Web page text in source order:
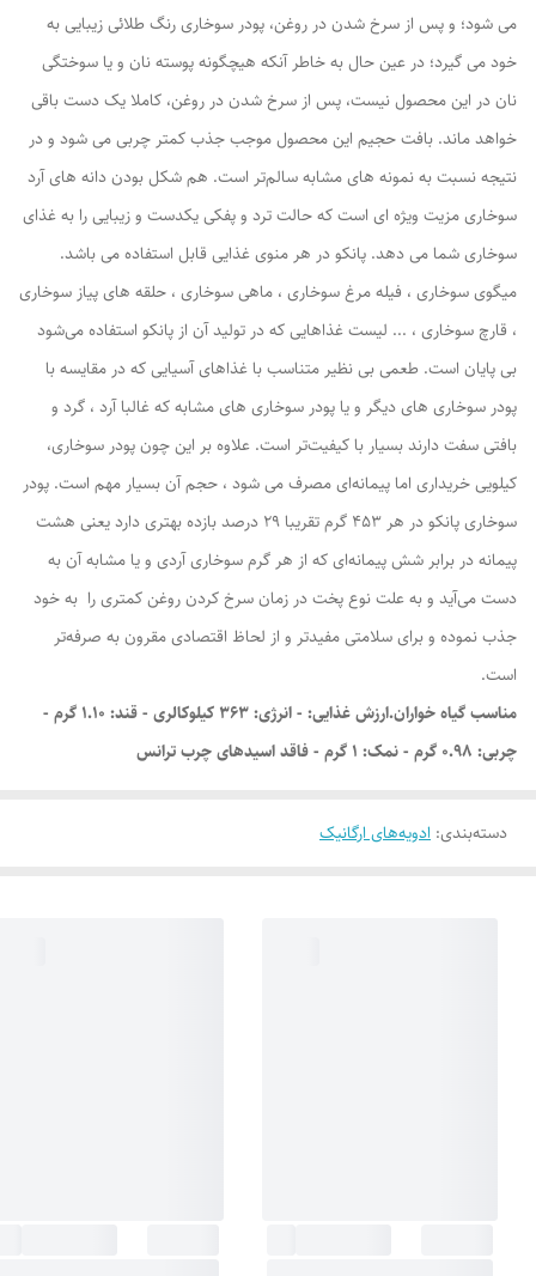
می شود؛ و پس از سرخ شدن در روغن، پودر سوخاری رنگ طلائی زیبایی به
خود می گیرد؛ در عین حال به خاطر آنکه هیچگونه پوسته نان و یا سوختگی
نان در این محصول نیست، پس از سرخ شدن در روغن، کاملا یک دست باقی
خواهد ماند. بافت حجیم این محصول موجب جذب کمتر چربی می شود و در
نتیجه نسبت به نمونه های مشابه سالم‌تر است. هم شکل بودن دانه های آرد
سوخاری مزیت ویژه ای است که حالت ترد و پفکی یکدست و زیبایی را به غذای
سوخاری شما می دهد. پانکو در هر منوی غذایی قابل استفاده می باشد.
میگوی سوخاری ، فیله مرغ سوخاری ، ماهی سوخاری ، حلقه های پیاز سوخاری
، قارچ سوخاری ، ... لیست غذاهایی که در تولید آن از پانکو استفاده می‌شود
بی پایان است. طعمی بی نظیر متناسب با غذاهای آسیایی که در مقایسه با
پودر سوخاری های دیگر و یا پودر سوخاری های مشابه که غالبا آرد ، گرد و
بافتی سفت دارند بسیار با کیفیت‌تر است. علاوه بر این چون پودر سوخاری،
کیلویی خریداری اما پیمانه‌ای مصرف می شود ، حجم آن بسیار مهم است. پودر
سوخاری پانکو در هر 453 گرم تقریبا 29 درصد بازده بهتری دارد یعنی هشت
پیمانه در برابر شش پیمانه‌ای که از هر گرم سوخاری آردی و یا مشابه آن به
دست می‌آید و به علت نوع پخت در زمان سرخ کردن روغن کمتری را به خود
جذب نموده و برای سلامتی مفید‌تر و از لحاظ اقتصادی مقرون به صرفه‌تر
است.
مناسب گیاه خواران.ارزش غذایی: - انرژی: ۳۶۳ کیلوکالری - قند: ۱.۱۰ گرم -
چربی: ۰.۹۸ گرم - نمک: ۱ گرم - فاقد اسیدهای چرب ترانس
دسته‌بندی: ادویه‌های ارگانیک